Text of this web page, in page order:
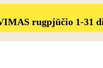
rugpjūčio 1-31